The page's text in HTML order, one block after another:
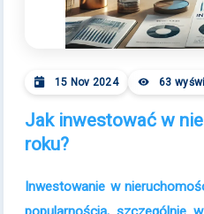
15 Nov 2024 63
Jak inwestować w
roku?
Inwestowanie w